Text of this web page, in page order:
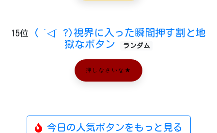
15位
( ˙◁˙ ?)視界に入った瞬間押す割と地
獄なボタン
ランダム
押しなさいな★
今日の人気ボタンをもっと見る